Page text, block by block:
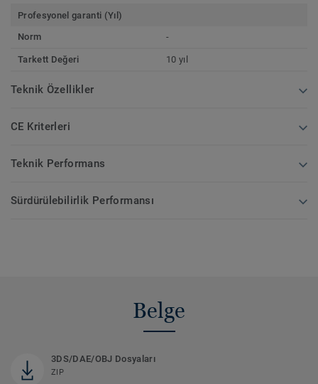
Profesyonel garanti (Yıl)
Norm
-
Tarkett Değeri 10 yıl
Teknik Özellikler
CE Kriterleri
Teknik Performans
Sürdürülebilirlik Performansı
Belge
3DS/DAE/OBJ Dosyaları
ZIP